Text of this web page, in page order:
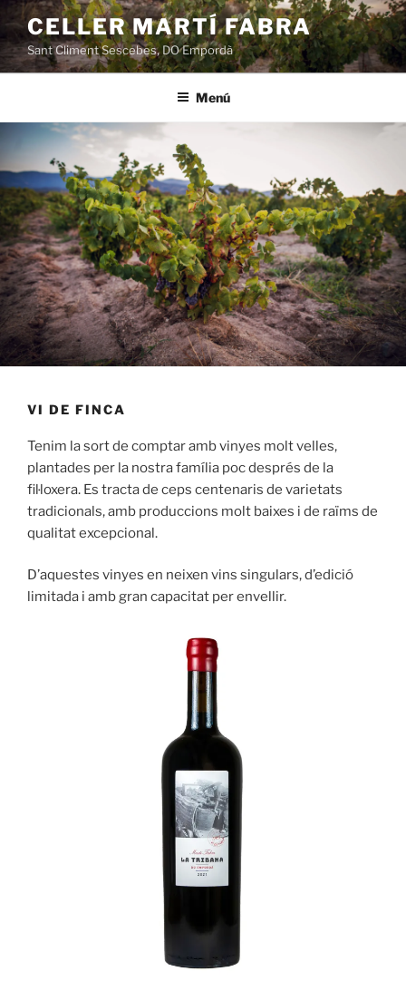
Vés
contingut
CELLER MARTÍ FABRA
Sant Climent Sescebes, DO Empordà
Menú
VI DE FINCA
Tenim la sort de comptar amb vinyes molt velles,
plantades per la nostra família poc després de la
fil·loxera. Es tracta de ceps centenaris de varietats
tradicionals, amb produccions molt baixes i de raïms de
qualitat excepcional.
D’aquestes vinyes en neixen vins singulars, d’edició
limitada i amb gran capacitat per envellir.